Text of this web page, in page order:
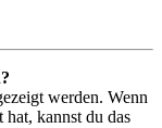
werden. Wenn
kannst du das